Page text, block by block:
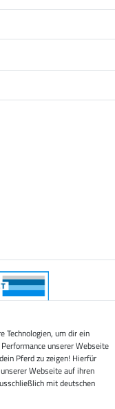
Technologien, um dir ein
unserer Webseite
Pferd zu zeigen! Hierfür
Webseite auf ihren
mit deutschen